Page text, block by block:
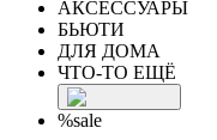
АКСЕССУАРЫ
БЬЮТИ
ДЛЯ ДОМА
ЧТО-ТО ЕЩЁ
%sale